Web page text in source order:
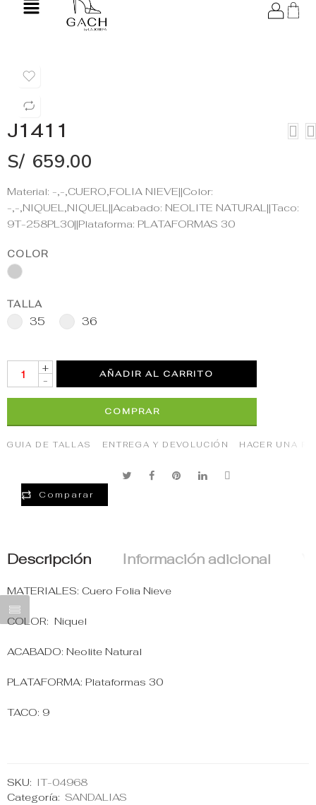
J1411
S/ 659.00
Material: -,-,CUERO,FOLIA NIEVE||Color:
-,-,NIQUEL,NIQUEL||Acabado: NEOLITE NATURAL||Taco:
9T-258PL30||Plataforma: PLATAFORMAS 30
COLOR
TALLA
35 36
+
-
AÑADIR AL CARRITO
COMPRAR
GUIA DE TALLAS ENTREGA Y DEVOLUCIÓN HACER UNA
Comparar
Descripción Información adicional
MATERIALES: Cuero Folia Nieve
COLOR: Niquel
ACABADO: Neolite Natural
PLATAFORMA: Plataformas 30
TACO: 9
SKU: IT-04968
Categoría: SANDALIAS